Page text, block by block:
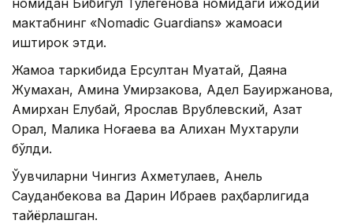
мактабнинг «Nomadic Guardians» жамоаси
иштирок этди.
Жамоа таркибида Ерсултан Муқатай, Даяна
Жумахан, Амина Умирзакова, Адел Бауиржанова,
Амирхан Елубай, Ярослав Врублевский, Азат
Орал, Малика Ноғаева ва Алихан Мухтарули
бўлди.
Ўқувчиларни Чингиз Ахметулаев, Анель
Сауданбекова ва Дарин Ибраев раҳбарлигида
тайёрлашган.